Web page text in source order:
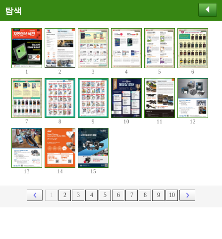
탐색
1 2 3 4 5 6
7 8 9 10 11 12
13 14 15
2 3 4 5 6 7 8 9 10